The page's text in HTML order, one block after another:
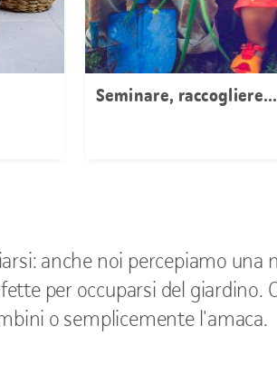
Seminare, raccogliere...
anche noi percepiamo una
per occuparsi del giardino.
o semplicemente l'amaca.